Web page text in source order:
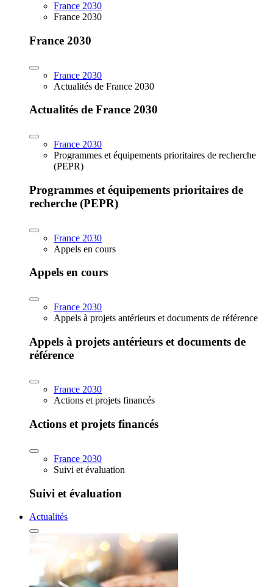
France 2030
France 2030
France 2030
France 2030
Actualités de France 2030
Actualités de France 2030
France 2030
Programmes et équipements prioritaires de recherche
(PEPR)
Programmes et équipements prioritaires de
recherche (PEPR)
France 2030
Appels en cours
Appels en cours
France 2030
Appels à projets antérieurs et documents de référence
Appels à projets antérieurs et documents de
référence
France 2030
Actions et projets financés
Actions et projets financés
France 2030
Suivi et évaluation
Suivi et évaluation
Actualités